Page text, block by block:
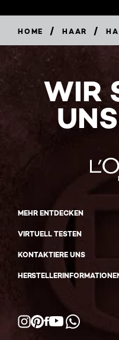
HOME / HAAR /
WIR
MEHR ENTDECKEN
VIRTUELL TESTEN
KONTAKTIERE UNS
Facebook
YouTube